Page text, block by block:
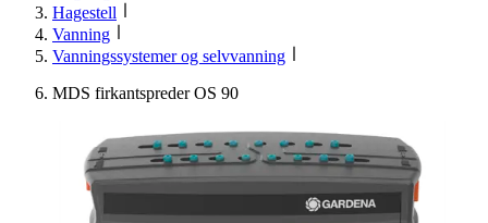
Hagestell
Vanning
Vanningssystemer og selvvanning
MDS firkantspreder OS 90